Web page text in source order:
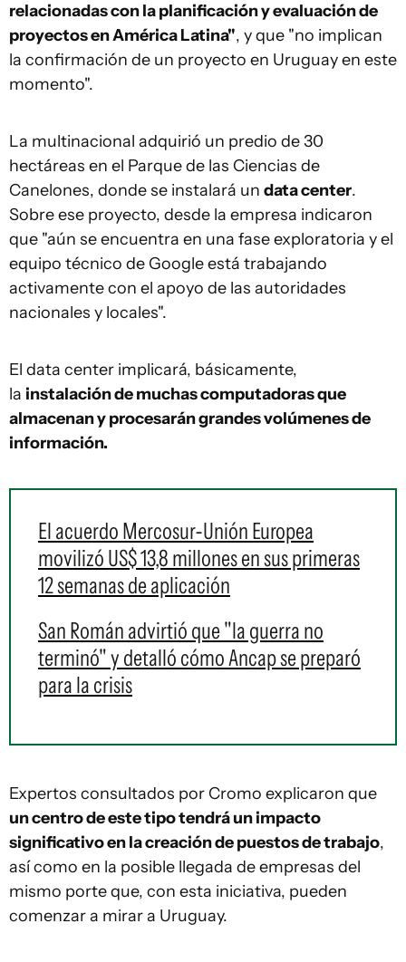
relacionadas con la planificación y evaluación de
proyectos en América Latina", y que "no implican
la confirmación de un proyecto en Uruguay en este
momento".
La multinacional adquirió un predio de 30
hectáreas en el Parque de las Ciencias de
Canelones, donde se instalará un data center.
Sobre ese proyecto, desde la empresa indicaron
que "aún se encuentra en una fase exploratoria y el
equipo técnico de Google está trabajando
activamente con el apoyo de las autoridades
nacionales y locales".
El data center implicará, básicamente,
la instalación de muchas computadoras que
almacenan y procesarán grandes volúmenes de
información.
El acuerdo Mercosur-Unión Europea
movilizó US$ 13,8 millones en sus primeras
12 semanas de aplicación
San Román advirtió que "la guerra no
terminó" y detalló cómo Ancap se preparó
para la crisis
Expertos consultados por Cromo explicaron que
un centro de este tipo tendrá un impacto
significativo en la creación de puestos de trabajo,
así como en la posible llegada de empresas del
mismo porte que, con esta iniciativa, pueden
comenzar a mirar a Uruguay.